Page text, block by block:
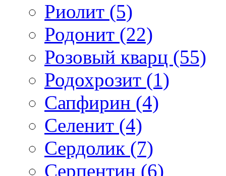
Риолит (5)
Родонит (22)
Розовый кварц (55)
Родохрозит (1)
Сапфирин (4)
Селенит (4)
Сердолик (7)
Серпентин (6)